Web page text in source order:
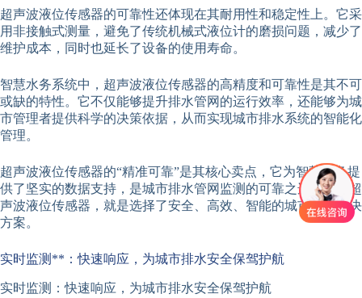
超声波液位传感器的可靠性还体现在其耐用性和稳定性上。它采
用非接触式测量，避免了传统机械式液位计的磨损问题，减少了
维护成本，同时也延长了设备的使用寿命。
智慧水务系统中，超声波液位传感器的高精度和可靠性是其不可
或缺的特性。它不仅能够提升排水管网的运行效率，还能够为城
市管理者提供科学的决策依据，从而实现城市排水系统的智能化
管理。
超声波液位传感器的“精准可靠”是其核心卖点，它为智慧水务提
供了坚实的数据支持，是城市排水管网监测的可靠之选。选择超
声波液位传感器，就是选择了安全、高效、智能的城市排水解决
方案。
实时监测**：快速响应，为城市排水安全保驾护航
实时监测：快速响应，为城市排水安全保驾护航